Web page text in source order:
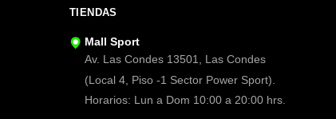
TIENDAS
Mall Sport
Av. Las Condes 13501, Las Condes
(Local 4, Piso -1 Sector Power Sport).
Horarios: Lun a Dom 10:00 a 20:00 hrs.